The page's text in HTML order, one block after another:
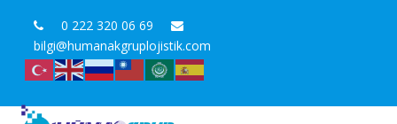
0 222 320 06 69
bilgi@humanakgruplojistik.com